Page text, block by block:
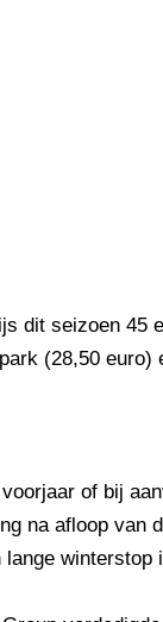
dit seizoen 45
(28,50 euro)
of bij
na afloop van
lange winterstop